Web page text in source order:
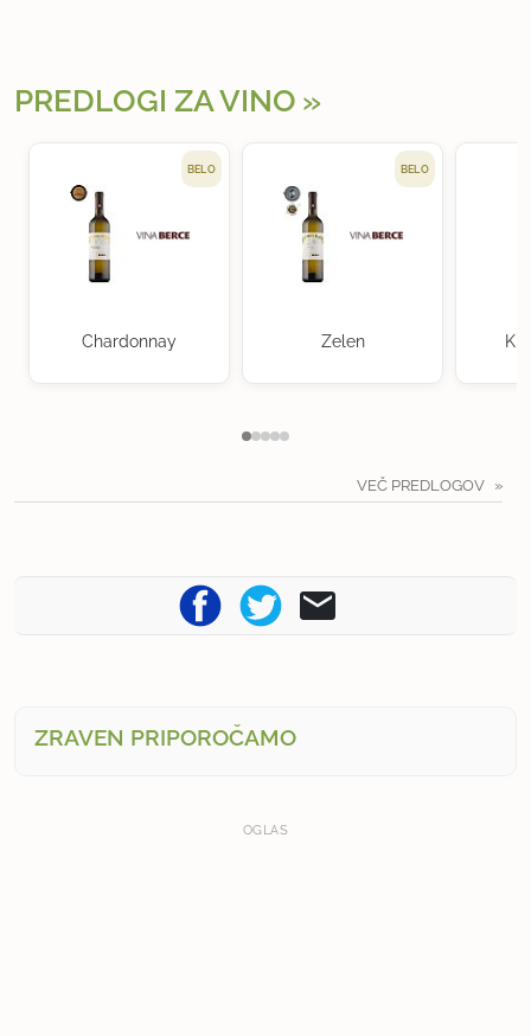
PREDLOGI ZA VINO
BELO
Chardonnay
BELO
Zelen
VEČ PREDLOGOV
ZRAVEN PRIPOROČAMO
OGLAS